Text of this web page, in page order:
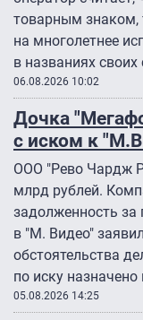
товарным знаком,
на многолетнее
в названиях своих
06.08.2026 10:02
Дочка
с иском к
ООО "Рево Чардж
млрд рублей.
задолженность за
в "М. Видео"
обстоятельства
по иску
05.08.2026 14:25